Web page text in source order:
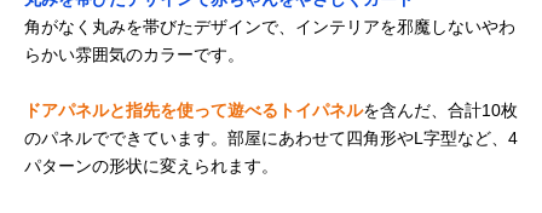
角がなく丸みを帯びたデザインで、インテリアを邪魔しないやわ
らかい雰囲気のカラーです。
ドアパネルと指先を使って遊べるトイパネルを含んだ、合計10枚
のパネルでできています。部屋にあわせて四角形やL字型など、4
パターンの形状に変えられます。